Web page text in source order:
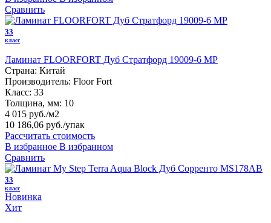
Сравнить
33
класс
Ламинат FLOORFORT Дуб Стратфорд 19009-6 MP
Страна: Китай
Производитель: Floor Fort
Класс: 33
Толщина, мм: 10
4 015 руб./м2
10 186,06 руб./упак
Рассчитать стоимость
В избранное В избранном
Сравнить
33
класс
Новинка
Хит